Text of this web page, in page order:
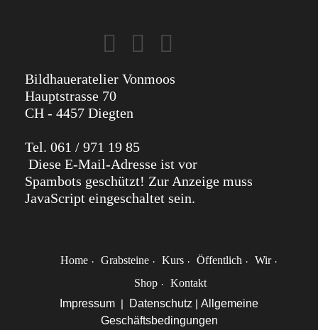
Bildhaueratelier Vonmoos
Hauptstrasse 70
CH - 4457 Diegten
Tel. 061 / 971 19 85
Diese E-Mail-Adresse ist vor
Spambots geschützt! Zur Anzeige muss
JavaScript eingeschaltet sein.
Home Grabsteine Kurs Öffentlich
Wir
Shop
Kontakt
Impressum | Datenschutz | Allgemeine
Geschäftsbedingungen